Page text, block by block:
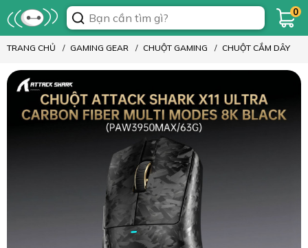
0
TRANG CHỦ GAMING GEAR CHUỘT GAMING CHUỘT CẮM DÂY